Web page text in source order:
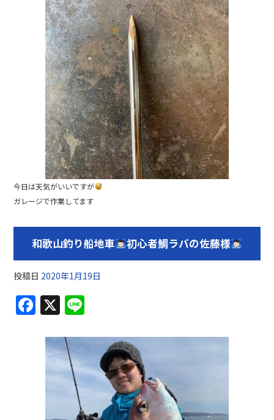
今日は天気がいいですが
ガレージで作業してます
和歌山釣り船地車 初心者鯛ラバの佐藤様
投稿日 2020年1月19日
F
c
e
X
e